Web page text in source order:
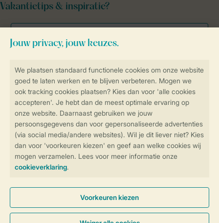
Controle over jouw gegevens &
Instellingen wijzigen
Veilig en snel online boeken
Veilige gegevensoverdracht
Veilige betaling
Vakantietips & inspiratie?